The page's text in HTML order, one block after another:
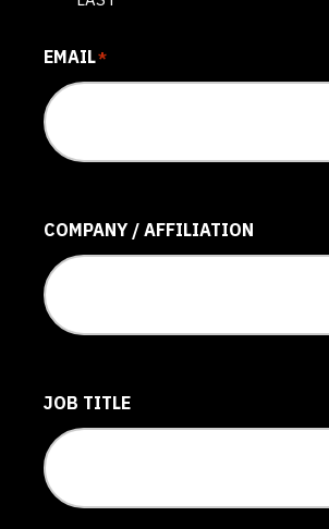
EMAIL*
COMPANY / AFFILIATION
JOB TITLE